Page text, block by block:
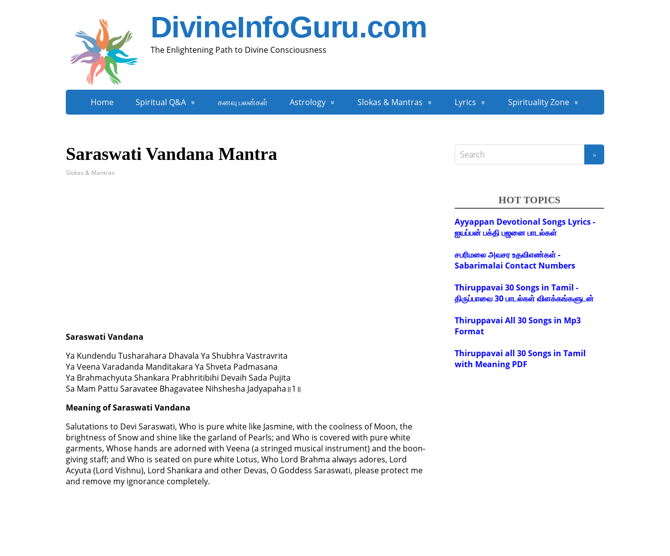
DivineInfoGuru.com
The Enlightening Path to Divine Consciousness
Home Spiritual Q&A கனவு பலன்கள் Astrology Slokas & Mantras Lyrics Spirituality Zone
Saraswati Vandana Mantra
Slokas & Mantras
Saraswati Vandana
Ya Kundendu Tusharahara Dhavala Ya Shubhra Vastravrita
Ya Veena Varadanda Manditakara Ya Shveta Padmasana
Ya Brahmachyuta Shankara Prabhritibihi Devaih Sada Pujita
Sa Mam Pattu Saravatee Bhagavatee Nihshesha Jadyapaha॥1॥
Meaning of Saraswati Vandana
Salutations to Devi Saraswati, Who is pure white like Jasmine, with the coolness of Moon, the
brightness of Snow and shine like the garland of Pearls; and Who is covered with pure white
garments, Whose hands are adorned with Veena (a stringed musical instrument) and the boon-
giving staff; and Who is seated on pure white Lotus, Who Lord Brahma always adores, Lord
Acyuta (Lord Vishnu), Lord Shankara and other Devas, O Goddess Saraswati, please protect me
and remove my ignorance completely.
HOT TOPICS
Ayyappan Devotional Songs Lyrics -
ஐயப்பன் பக்தி பஜனை பாடல்கள்
சபரிமலை அவசர உதவிஎண்கள் -
Sabarimalai Contact Numbers
Thiruppavai 30 Songs in Tamil -
திருப்பாவை 30 பாடல்கள் விளக்கங்களுடன்
Thiruppavai All 30 Songs in Mp3
Format
Thiruppavai all 30 Songs in Tamil
with Meaning PDF